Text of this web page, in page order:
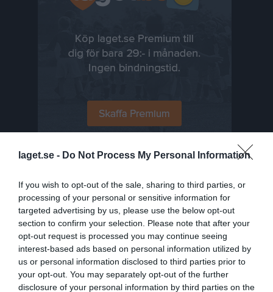
laget.se - Do Not Process My Personal Information
If you wish to opt-out of the sale, sharing to third parties, or
processing of your personal or sensitive information for
targeted advertising by us, please use the below opt-out
section to confirm your selection. Please note that after your
opt-out request is processed you may continue seeing
interest-based ads based on personal information utilized by
us or personal information disclosed to third parties prior to
your opt-out. You may separately opt-out of the further
disclosure of your personal information by third parties on the
Ingen video uppladdad
Logga in och ladda upp ert första klipp